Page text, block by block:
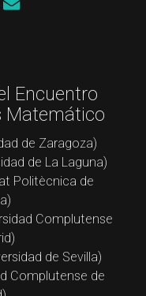
Encuentro
Matemático
de Zaragoza)
de La Laguna)
Politècnica de
Complutense
de Sevilla)
Complutense de